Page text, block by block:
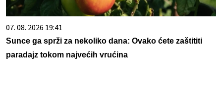
07. 08. 2026 19:41
Sunce ga sprži za nekoliko dana: Ovako ćete zaštititi
paradajz tokom najvećih vrućina